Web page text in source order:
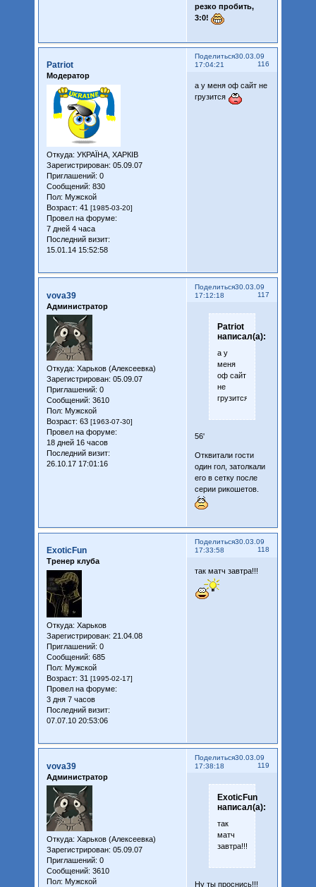
резко пробить,
3:0!
Поделиться
116
30.03.09
17:04:21
Patriot
Модератор
Откуда: УКРАЇНА, ХАРКІВ
Зарегистрирован: 05.09.07
Приглашений: 0
Сообщений: 830
Пол: Мужской
Возраст: 41 [1985-03-20]
Провел на форуме:
7 дней 4 часа
Последний визит:
15.01.14 15:52:58
а у меня оф сайт не
грузится
Поделиться
117
30.03.09
17:12:18
vova39
Администратор
Откуда: Харьков (Алексеевка)
Зарегистрирован: 05.09.07
Приглашений: 0
Сообщений: 3610
Пол: Мужской
Возраст: 63 [1963-07-30]
Провел на форуме:
18 дней 16 часов
Последний визит:
26.10.17 17:01:16
Patriot
написал(а):
а у
меня
оф сайт
не
грузится
56'
Отквитали гости
один гол, затолкали
его в сетку после
серии рикошетов.
Поделиться
118
30.03.09
17:33:58
ExoticFun
Тренер клуба
Откуда: Харьков
Зарегистрирован: 21.04.08
Приглашений: 0
Сообщений: 685
Пол: Мужской
Возраст: 31 [1995-02-17]
Провел на форуме:
3 дня 7 часов
Последний визит:
07.07.10 20:53:06
так матч завтра!!!
Поделиться
119
30.03.09
17:38:18
vova39
Администратор
Откуда: Харьков (Алексеевка)
Зарегистрирован: 05.09.07
Приглашений: 0
Сообщений: 3610
Пол: Мужской
ExoticFun
написал(а):
так
матч
завтра!!!
Ну ты проснись!!!